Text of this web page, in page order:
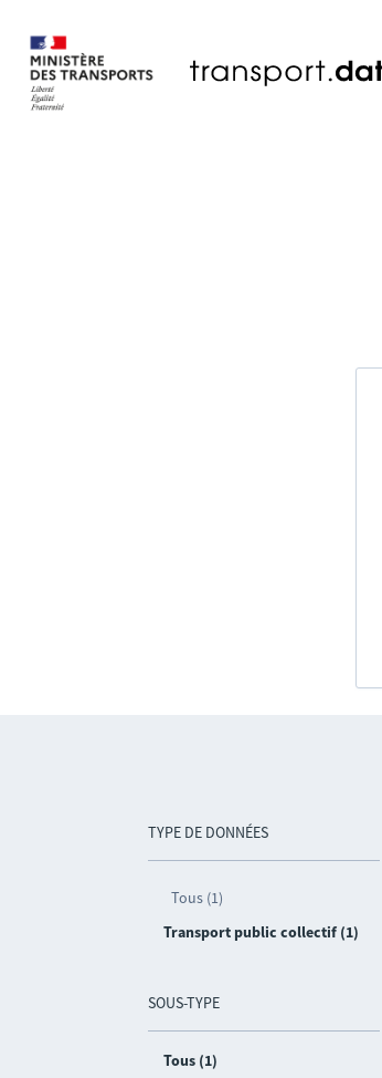
TYPE DE DONNÉES
Tous (1)
Transport public collectif (1)
SOUS-TYPE
Tous (1)